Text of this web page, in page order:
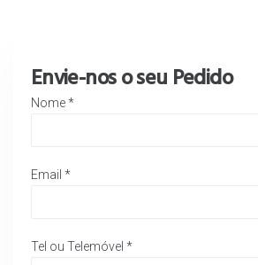
Envie-nos o seu Pedido
Nome*
Email *
Tel ou Telemóvel *